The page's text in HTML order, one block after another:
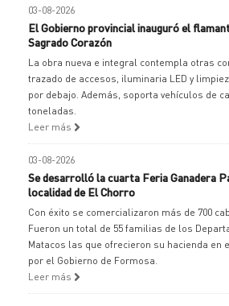
03-08-2026
El Gobierno provincial inauguró el
Sagrado Corazón
La obra nueva e integral contempla otras
trazado de accesos, iluminaria LED y
por debajo. Además, soporta vehículos de
toneladas.
Leer más
03-08-2026
Se desarrolló la cuarta Feria Ganadera
localidad de El Chorro
Con éxito se comercializaron más de 700
Fueron un total de 55 familias de los
Matacos las que ofrecieron su hacienda en
por el Gobierno de Formosa.
Leer más